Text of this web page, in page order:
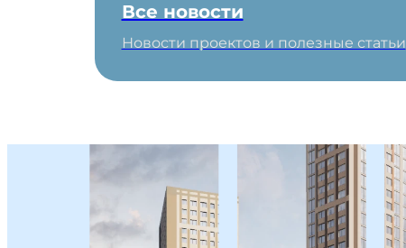
Все новости
Новости проектов и полезные статьи